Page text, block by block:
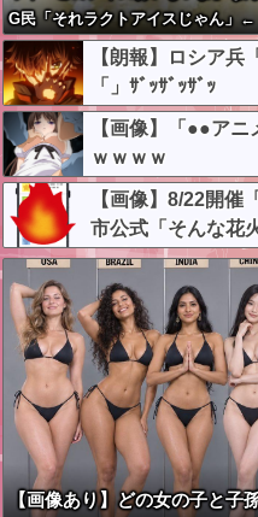
G民「それラクトアイスじゃん」←
これ
【朗報】ロシア兵
「」ｻﾞｯｻﾞｯｻﾞｯ
【画像】「●●ア
ｗｗｗｗ
【画像】8/22開催
市公式「そんな花
鼻叫喚 ・・・
【画像あり】どの女の子と子